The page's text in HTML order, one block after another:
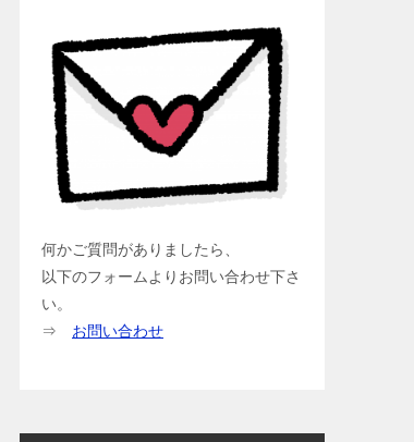
何かご質問がありましたら、
以下のフォームよりお問い合わせ下さ
い。
⇒ お問い合わせ